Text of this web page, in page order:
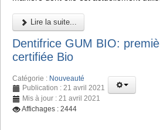
Lire la suite...
Dentifrice GUM BIO:
certifiée Bio
Catégorie : Nouveauté
Publication : 21 avril 2021
Mis à jour : 21 avril 2021
Affichages : 2444